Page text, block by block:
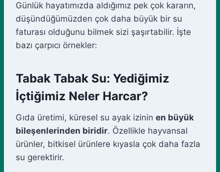
Günlük hayatımızda aldığımız pek çok kararın,
düşündüğümüzden çok daha büyük bir su
faturası olduğunu bilmek sizi şaşırtabilir. İşte
bazı çarpıcı örnekler:
Tabak Tabak Su: Yediğimiz
İçtiğimiz Neler Harcar?
Gıda üretimi, küresel su ayak izinin en büyük
bileşenlerinden biridir. Özellikle hayvansal
ürünler, bitkisel ürünlere kıyasla çok daha fazla
su gerektirir.